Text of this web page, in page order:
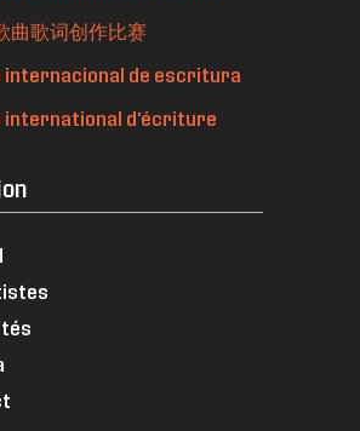
曲歌词创作比赛
internacional de escritura
international d'écriture